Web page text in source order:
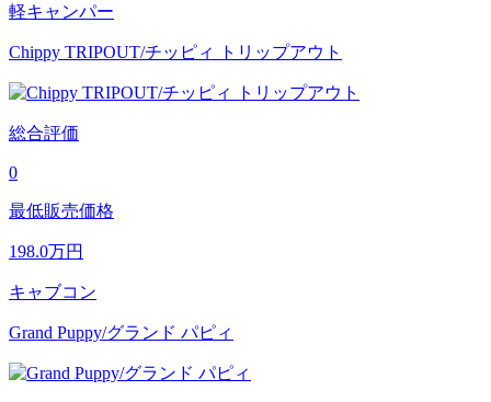
軽キャンパー
Chippy TRIPOUT/チッピィ トリップアウト
総合評価
0
最低販売価格
198.0万円
キャブコン
Grand Puppy/グランド パピィ